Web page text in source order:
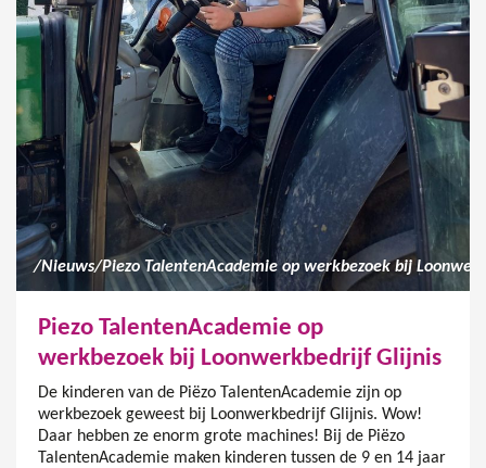
/Nieuws/
Piezo TalentenAcademie op
werkbezoek bij Loonwerkbedrijf Glijnis
De kinderen van de Piëzo TalentenAcademie zijn op
werkbezoek geweest bij Loonwerkbedrijf Glijnis. Wow!
Daar hebben ze enorm grote machines! Bij de Piëzo
TalentenAcademie maken kinderen tussen de 9 en 14 jaar